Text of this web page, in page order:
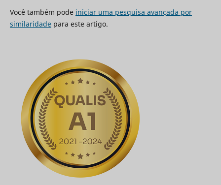
Você também pode iniciar uma pesquisa avançada por
similaridadepara este artigo.